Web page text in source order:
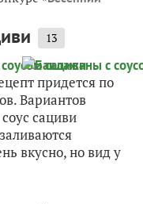
13
придется по
Вариантов
сациви
вкусно, но вид у